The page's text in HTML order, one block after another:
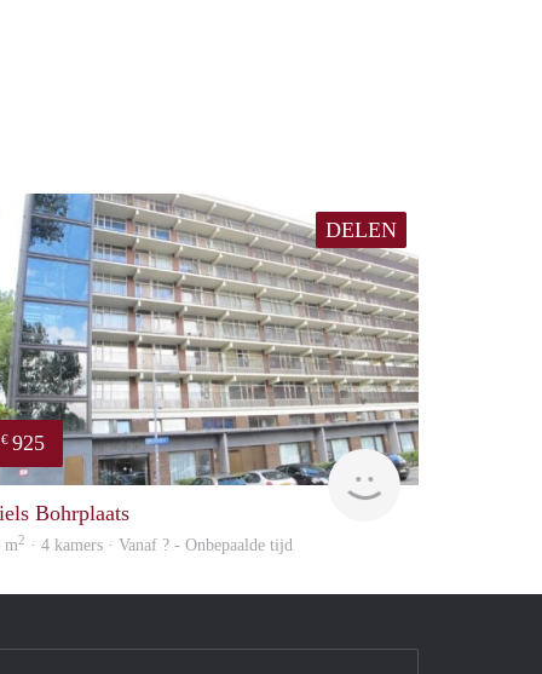
DELEN
€ 925
rent
Bohrplaats
m2 · 4 kamers · Vanaf ? - Onbepaalde tijd